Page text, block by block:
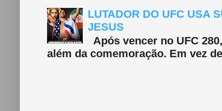
LUTADOR DO UFC USA
JESUS
Após vencer no UFC
além da comemoração. Em vez